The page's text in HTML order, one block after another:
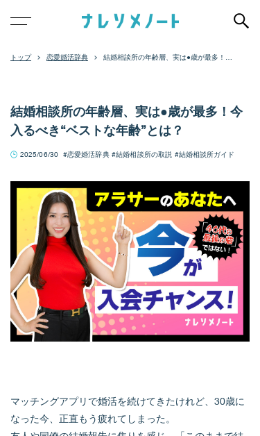
恋愛婚活辞典
結婚相談所の年齢層、実は●歳が最多！今
結婚相談所の年齢層、実は●歳が最多！今
入るべき“ベストな年齢”とは？
2025/06/30 恋愛婚活辞典 結婚相談所の取説 結婚相談所ガイド
マッチングアプリで婚活を続けてきたけれど、30歳に
なった今、正直もう疲れてしまった。